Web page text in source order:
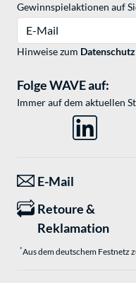
Gewinnspielaktionen auf
Hinweise zum Datenschutz
Folge WAVE auf:
Immer auf dem aktuellen
E-Mail
Retoure &
Reklamation
*Aus dem deutschem Festnetz